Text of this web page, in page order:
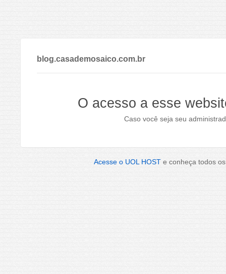
blog.casademosaico.com.br
O acesso a esse
Caso você seja seu
Acesse o UOL HOST e conheça todos